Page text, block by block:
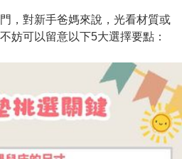
，對新手爸媽來說，光看材質或
妨可以留意以下5大選擇要點：